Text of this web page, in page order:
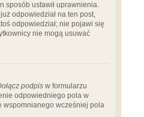
sposób ustawił uprawnienia.
odpowiedział na ten post,
odpowiedział; nie pojawi się
nie mogą usuwać
podpis w formularzu
odpowiedniego pola w
wspomnianego wcześniej pola